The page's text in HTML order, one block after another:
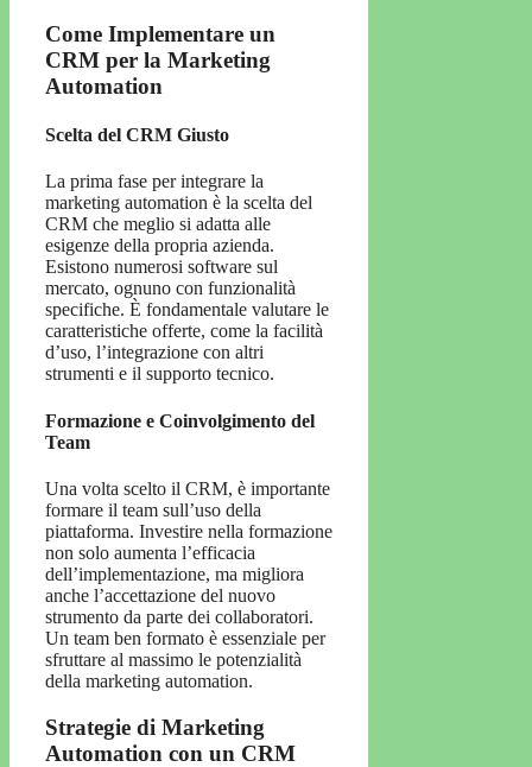
Come Implementare un
CRM per la Marketing
Automation
Scelta del CRM Giusto
La prima fase per integrare la
marketing automation è la scelta del
CRM che meglio si adatta alle
esigenze della propria azienda.
Esistono numerosi software sul
mercato, ognuno con funzionalità
specifiche. È fondamentale valutare le
caratteristiche offerte, come la facilità
d’uso, l’integrazione con altri
strumenti e il supporto tecnico.
Formazione e Coinvolgimento del
Team
Una volta scelto il CRM, è importante
formare il team sull’uso della
piattaforma. Investire nella formazione
non solo aumenta l’efficacia
dell’implementazione, ma migliora
anche l’accettazione del nuovo
strumento da parte dei collaboratori.
Un team ben formato è essenziale per
sfruttare al massimo le potenzialità
della marketing automation.
Strategie di Marketing
Automation con un CRM